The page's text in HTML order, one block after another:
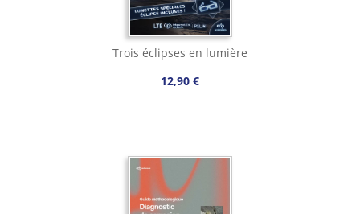
Trois éclipses en lumière
12,90 €